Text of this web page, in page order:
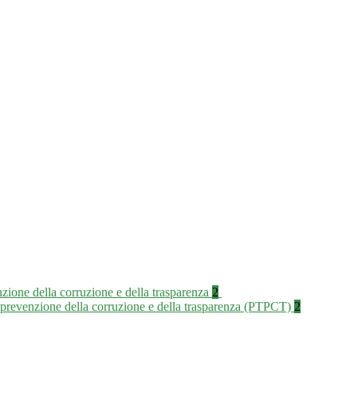
della corruzione e della trasparenza 2
della corruzione e della trasparenza (PTPCT) 2